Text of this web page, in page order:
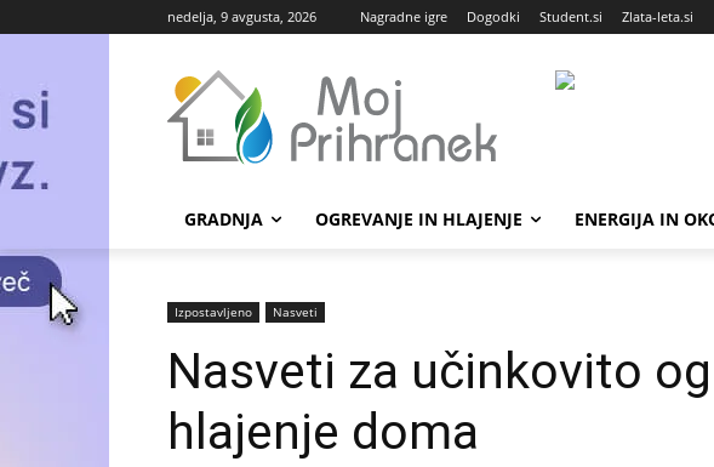
nedelja, 9 avgusta, 2026 Nagradne igre Dogodki Student.si Zlata-leta.si
GRADNJA OGREVANJE IN HLAJENJE ENERGIJA IN
Izpostavljeno Nasveti
Nasveti za učinkovito
hlajenje doma